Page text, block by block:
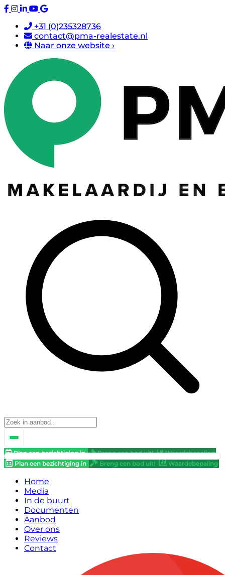
+31 (0)235328736
contact@pma-realestate.nl
Naar onze website ›
Plan een bezichtiging in Breng een bod uit!
Waardebepaling
Plan een bezichtiging in
Breng een bod uit! Waardebepaling
Home
Media
In de buurt
Documenten
Aanbod
Over ons
Reviews
Contact